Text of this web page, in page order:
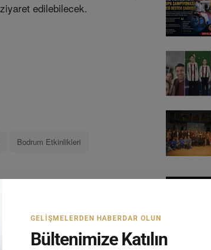
edilebilecek.
Bodrum Etkinlikleri
GELIŞMELERDEN HABERDAR OLUN
Bültenimize Katılın